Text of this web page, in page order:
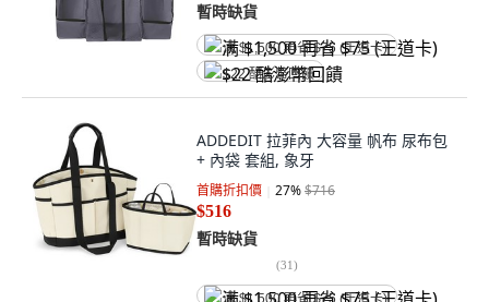
暫時缺貨
满 $1,500 再省 $75 (王道卡)
$22 酷澎幣回饋
ADDEDIT 拉菲內 大容量 帆布 尿布包
+ 內袋 套組, 象牙
首購折扣價 27%$716
$516
暫時缺貨
(31)
满 $1,500 再省 $75 (王道卡)